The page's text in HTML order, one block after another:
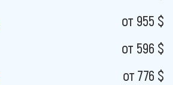
от 955 $
от 596 $
от 776 $